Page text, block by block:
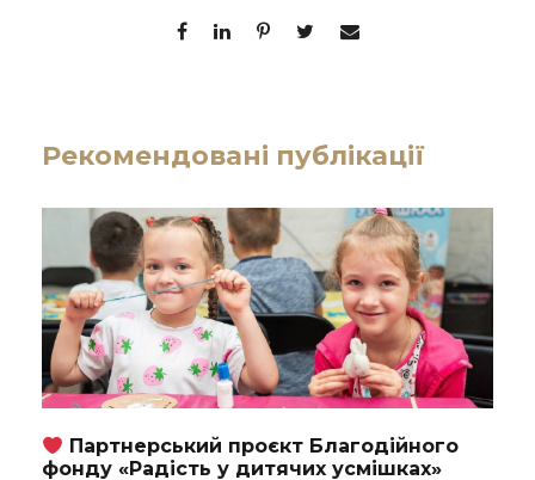
Рекомендовані публікації
Партнерський проєкт Благодійного
фонду «Радість у дитячих усмішках»